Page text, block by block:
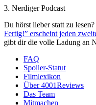
3. Nerdiger Podcast
Du hörst lieber statt zu
Fertig!” erscheint jeden
gibt dir die volle Ladung an
FAQ
Spoiler-Statut
Filmlexikon
Über 4001Reviews
Das Team
Mitmachen